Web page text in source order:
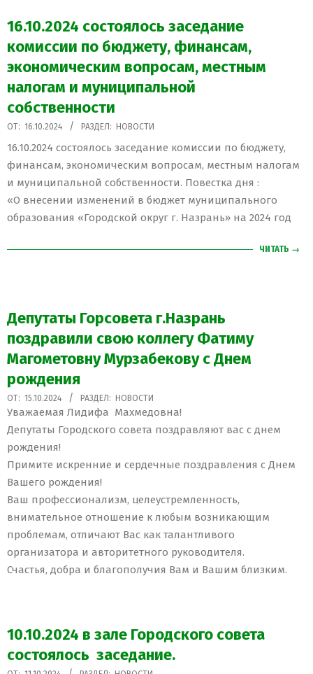
16.10.2024 состоялось заседание
комиссии по бюджету, финансам,
экономическим вопросам, местным
налогам и муниципальной
собственности
2024-
10-
16
ОТ: 16.10.2024 РАЗДЕЛ: НОВОСТИ
16.10.2024 состоялось заседание комиссии по бюджету,
финансам, экономическим вопросам, местным налогам
и муниципальной собственности. Повестка дня :
«О внесении изменений в бюджет муниципального
образования «Городской округ г. Назрань» на 2024 год
ЧИТАТЬ →
Депутаты Горсовета г.Назрань
поздравили свою коллегу Фатиму
Магометовну Мурзабекову с Днем
рождения
2024-
10-
15
ОТ: 15.10.2024 РАЗДЕЛ: НОВОСТИ
Уважаемая Лидифа Махмедовна!
Депутаты Городского совета поздравляют вас с днем
рождения!
Примите искренние и сердечные поздравления с Днем
Вашего рождения!
Ваш профессионализм, целеустремленность,
внимательное отношение к любым возникающим
проблемам, отличают Вас как талантливого
организатора и авторитетного руководителя.
Счастья, добра и благополучия Вам и Вашим близким.
10.10.2024 в зале Городского совета
состоялось заседание.